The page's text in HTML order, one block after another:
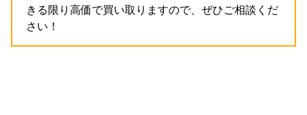
きる限り高価で買い取りますので、ぜひご相談くだ
さい！